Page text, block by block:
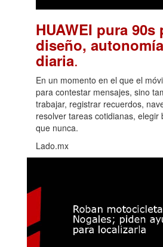
HUAWEI pura 90s
diseño,
diaria.
En un momento en el que el
para contestar mensajes, sino
trabajar, registrar recuerdos,
resolver tareas cotidianas, elegir
que nunca.
Lado.mx